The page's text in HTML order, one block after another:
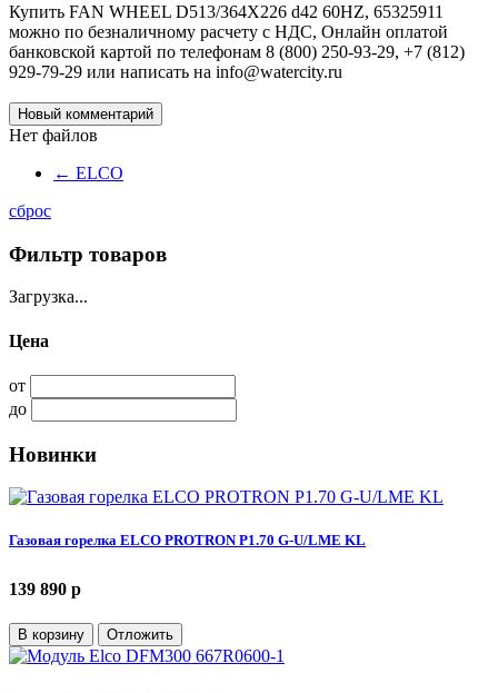
Купить FAN WHEEL D513/364X226 d42 60HZ, 65325911
можно по безналичному расчету с НДС, Онлайн оплатой
банковской картой по телефонам 8 (800) 250-93-29, +7 (812)
929-79-29 или написать на info@watercity.ru
Новый комментарий
Нет файлов
← ELCO
сброс
Фильтр товаров
Загрузка...
Цена
от
до
Новинки
Газовая горелка ELCO PROTRON P1.70 G-U/LME KL
139 890 p
В корзину Отложить